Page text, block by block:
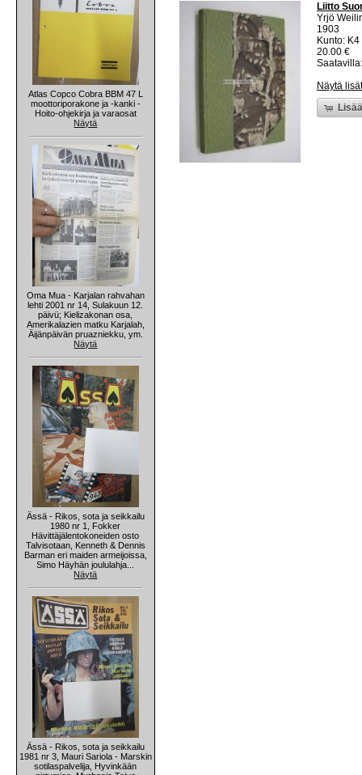
Atlas Copco Cobra BBM 47 L
moottoriporakone ja -kanki -
Hoito-ohjekirja ja varaosat
Näytä
Oma Mua - Karjalan rahvahan
lehti 2001 nr 14, Sulakuun 12.
päivü; Kielizakonan osa,
Amerikalazien matku Karjalah,
Äijänpäivän pruazniekku, ym.
Näytä
Ässä - Rikos, sota ja seikkailu
1980 nr 1, Fokker
Hävittäjälentokoneiden osto
Talvisotaan, Kenneth & Dennis
Barman eri maiden armeijoissa,
Simo Häyhän joululahja...
Näytä
Ässä - Rikos, sota ja seikkailu
1981 nr 3, Mauri Sariola - Marskin
sotilaspalvelija, Hyvinkään
Liitto
Yrjö
1903
Kunto:
20.00 €
Näytä